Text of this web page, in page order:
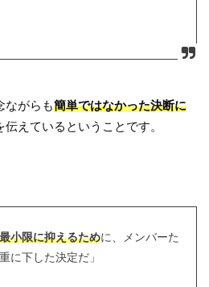
ながらも簡単ではなかった決断に
えているということです。
小限に抑えるために、メンバーた
に下した決定だ」